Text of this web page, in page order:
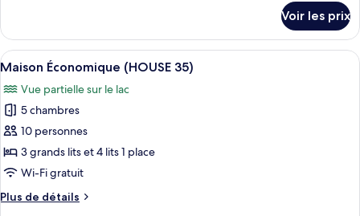
animaux
de
compagnie
interdits
(HOUSE
33)
le
type
de
Maison
Deluxe,
animaux
de
compagnie
interdits
(HOUSE
33)
Voir les prix
Afficher
toutes
les
photos
pour
ce
type
chambre :
Une chambre avec deux lits, une
12
Maison Économique (HOUSE 35)
Vue partielle sur le lac
5 chambres
10 personnes
3 grands lits et 4 lits 1 place
Wi-Fi gratuit
Plus de détails
Plus